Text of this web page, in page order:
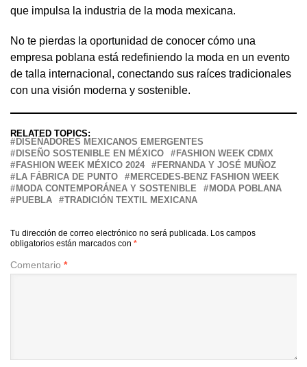
que impulsa la industria de la moda mexicana.
No te pierdas la oportunidad de conocer cómo una
empresa poblana está redefiniendo la moda en un evento
de talla internacional, conectando sus raíces tradicionales
con una visión moderna y sostenible.
RELATED TOPICS:
DISEÑADORES MEXICANOS EMERGENTES
DISEÑO SOSTENIBLE EN MÉXICO
FASHION WEEK CDMX
FASHION WEEK MÉXICO 2024
FERNANDA Y JOSÉ MUÑOZ
LA FÁBRICA DE PUNTO
MERCEDES-BENZ FASHION WEEK
MODA CONTEMPORÁNEA Y SOSTENIBLE
MODA POBLANA
PUEBLA
TRADICIÓN TEXTIL MEXICANA
Tu dirección de correo electrónico no será publicada. Los campos
obligatorios están marcados con *
Comentario *